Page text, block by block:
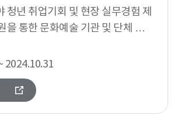
청년 취업기회 및 현장 실무경험 제
을 통한 문화예술 기관 및 단체 예
2024.10.31